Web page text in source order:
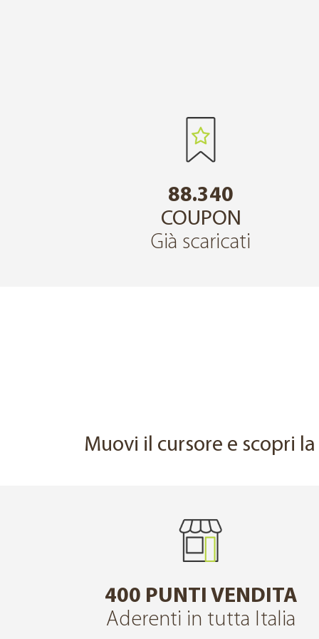
88.340
COUPON
Già scaricati
Muovi il cursore e scopri
400 PUNTI VENDITA
Aderenti in tutta Italia